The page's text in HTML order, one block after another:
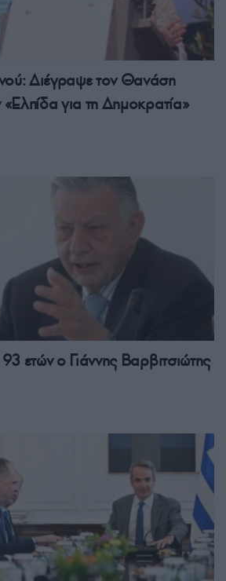
Διέγραψε τον Θανάση
για τη Δημοκρατία»
ετών ο Γιάννης Βαρβιτσιώτης